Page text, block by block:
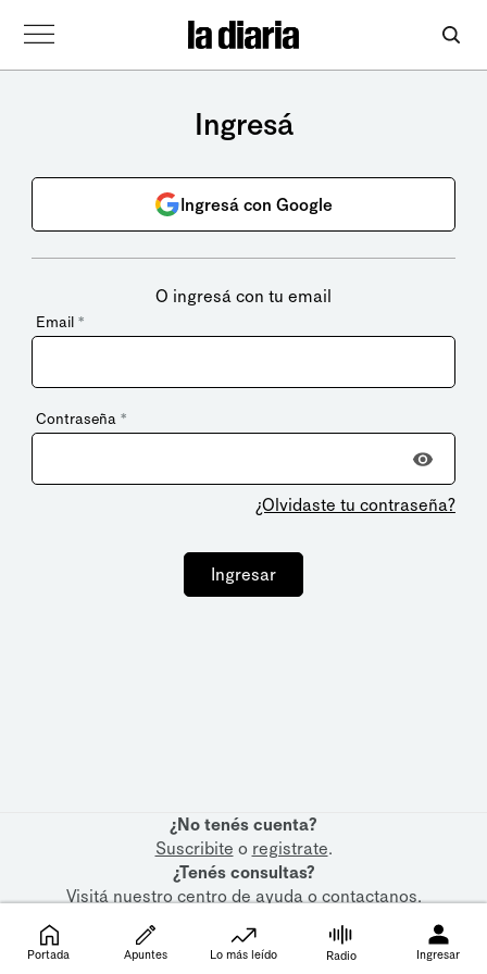
Ingresá
Ingresá con Google
O ingresá con tu email
Email *
Contraseña *
¿Olvidaste tu contraseña?
Ingresar
¿No tenés cuenta?
Suscribite o registrate.
¿Tenés consultas?
Visitá nuestrocentro de ayudaocontactanos.
Portada Apuntes Lo más leído Radio Ingresar